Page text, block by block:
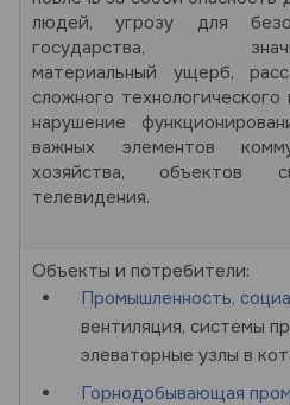
людей, угрозу для
государства,
материальный ущерб,
сложного технологического
нарушение
важных элементов
хозяйства, объектов
телевидения.
Объекты и потребители:
Промышленность,
вентиляция, системы
элеваторные узлы в
Горнодобывающая